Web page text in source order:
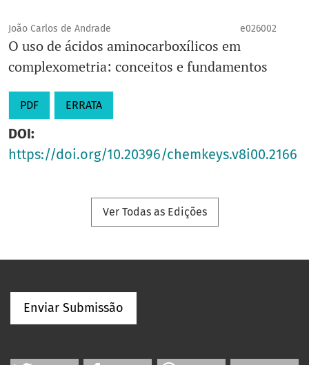
João Carlos de Andrade e026002
O uso de ácidos aminocarboxílicos em
complexometria: conceitos e fundamentos
PDF ERRATA
DOI:
https://doi.org/10.20396/chemkeys.v8i00.2166
Ver Todas as Edições
Enviar Submissão